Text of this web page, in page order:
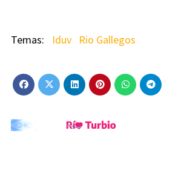
Iduv Rio Gallegos